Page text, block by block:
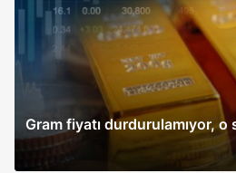
Gram fiyatı durdurulamıyor, o